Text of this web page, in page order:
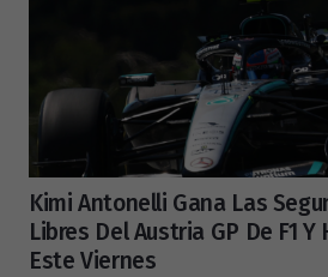
Kimi Antonelli Gana Las
Libres Del Austria GP De F1
Este Viernes